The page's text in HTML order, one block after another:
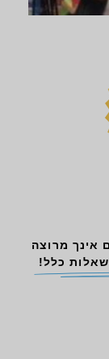
אינך מרוצה
שאלות כלל!